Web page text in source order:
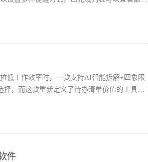
低工作效率时，一款支持AI智能拆解+四象限
，而这款重新定义了待办清单价值的工具，
件